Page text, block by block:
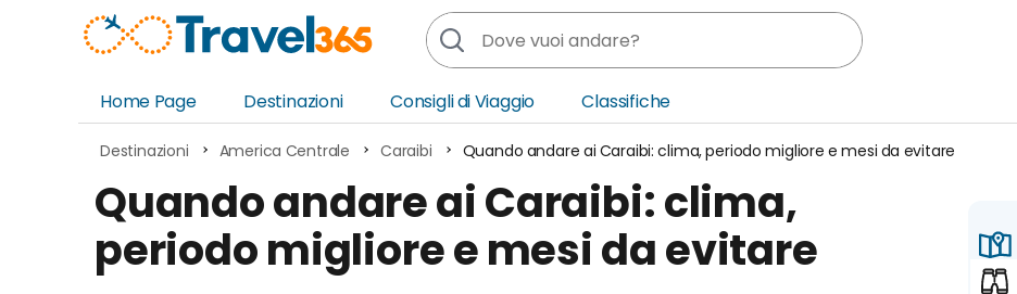
Home Page
Destinazioni
Africa
Oceania
Nord America
America Centrale
Sud America
Medio Oriente
Consigli di Viaggio Classifiche
Destinazioni America Centrale Caraibi Quando andare ai Caraibi: clima, periodo migliore e mesi da evitare
Quando andare ai Caraibi: clima,
periodo migliore e mesi da evitare